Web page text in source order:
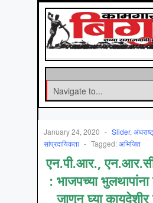
January 24, 2020 - Slider,
सांप्रदायिकता - Tagged:अभिजित
एन.पी.आर.,
: भाजपच्या
जाणून घ्या